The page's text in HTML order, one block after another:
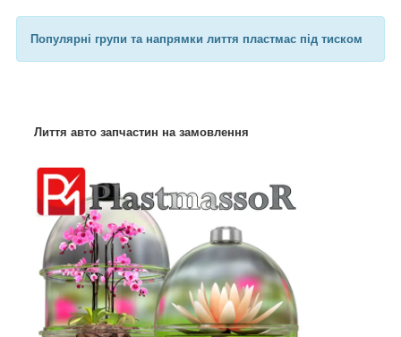
Популярні групи та напрямки лиття пластмас під тиском
Лиття авто запчастин на замовлення